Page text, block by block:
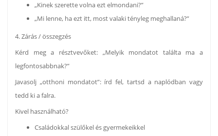
„Kinek szerette volna ezt elmondani?”
„Mi lenne, ha ezt itt, most valaki tényleg meghallaná?”
4. Zárás / összegzés
Kérd meg a résztvevőket: „Melyik mondatot találta ma a
legfontosabbnak?”
Javasolj „otthoni mondatot”: írd fel, tartsd a naplódban vagy
tedd ki a falra.
Kivel használható?
Családokkal szülőkel és gyermekeikkel